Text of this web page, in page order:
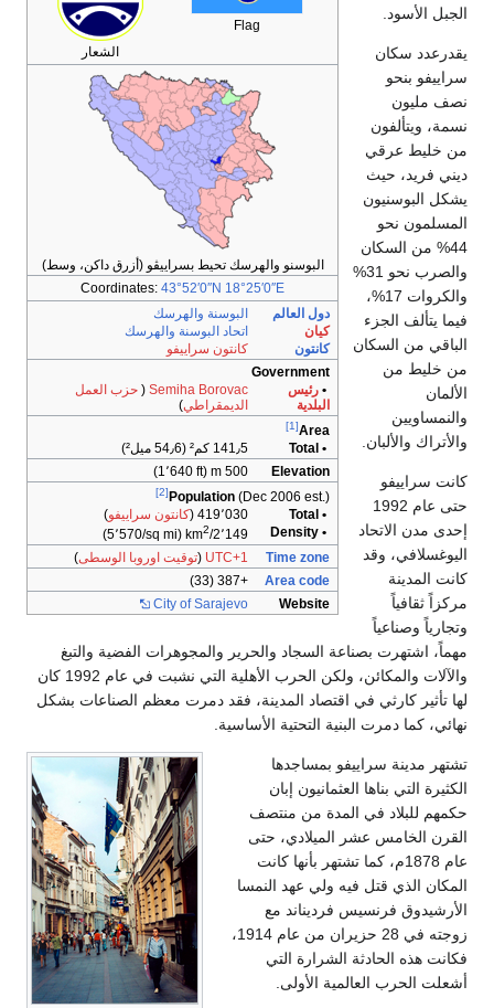
Flag
الشعار
البوسنو والهرسك تحيط بسراييڤو (أزرق داكن، وسط)
Coordinates: 43°52′0″N 18°25′0″E
دول العالم
البوسنة والهرسك
كيان
اتحاد البوسنة والهرسك
كانتون
كانتون سراييفو
Government
•رئيس
البلدية
Semiha Borovac
( حزب العمل
الديمقراطي)
Area
[1]
• Total
141٫5 كم² (54٫6 ميل²)
Elevation
500 m (1٬640 ft)
Population (Dec 2006 est.)
[2]
• Total 419٬030 ( كانتون سراييفو)
• Density
2٬149/km 2
(5٬570/sq mi)
Time zone
UTC+1
(توقيت اوروبا الوسطى)
Area code
+387 (33)
Website
City of Sarajevo
الجبل الأسود.
يقدرعدد سكان
سراييفو بنحو
نصف مليون
نسمة، ويتألفون
من خليط عرقي
ديني فريد، حيث
يشكل البوسنيون
المسلمون نحو
44% من السكان
والصرب نحو 31%
والكروات 17%،
فيما يتألف الجزء
الباقي من السكان
من خليط من
الألمان
والنمساويين
والأتراك والألبان.
كانت سراييفو
حتى عام 1992
إحدى مدن الاتحاد
اليوغسلافي، وقد
كانت المدينة
مركزاً ثقافياً
وتجارياً وصناعياً
مهماً، اشتهرت بصناعة السجاد والحرير والمجوهرات الفضية والتبغ
والآلات والمكائن، ولكن الحرب الأهلية التي نشبت في عام 1992 كان
لها تأثير كارثي في اقتصاد المدينة، فقد دمرت معظم الصناعات بشكل
نهائي، كما دمرت البنية التحتية الأساسية.
تشتهر مدينة سراييفو بمساجدها
الكثيرة التي بناها العثمانيون إبان
حكمهم للبلاد في المدة من منتصف
القرن الخامس عشر الميلادي، حتى
عام 1878م، كما تشتهر بأنها كانت
المكان الذي قتل فيه ولي عهد النمسا
الأرشيدوق فرنسيس فرديناند مع
زوجته في 28 حزيران من عام 1914،
فكانت هذه الحادثة الشرارة التي
أشعلت الحرب العالمية الأولى.